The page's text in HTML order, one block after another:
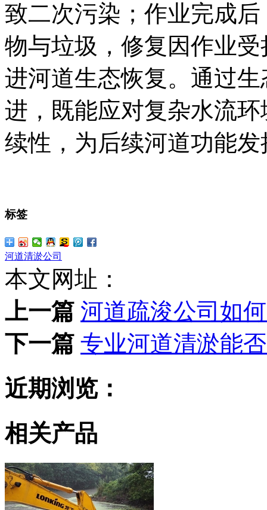
致二次污染；作业完成
物与垃圾，修复因作业
进河道生态恢复。通过
进，既能应对复杂水流
续性，为后续河道功能
标签
河道清淤公司
本文网址：
上一篇 河道疏浚公司如
下一篇 专业河道清淤能
近期浏览：
相关产品